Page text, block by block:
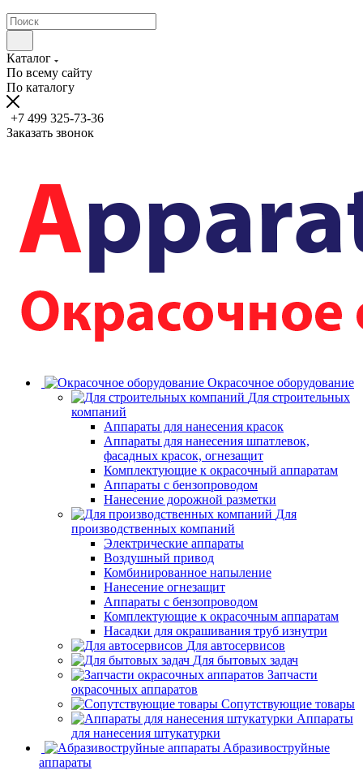
Каталог
По всему сайту
По каталогу
+7 499 325-73-36
Заказать звонок
Окрасочное оборудование
Для строительных
компаний
Аппараты для нанесения красок
Аппараты для нанесения шпатлевок,
фасадных красок, огнезащит
Комплектующие к окрасочный аппаратам
Аппараты с бензопроводом
Нанесение дорожной разметки
Для
производственных компаний
Электрические аппараты
Воздушный привод
Комбинированное напыление
Нанесение огнезащит
Аппараты с бензопроводом
Комплектующие к окрасочным аппаратам
Насадки для окрашивания труб изнутри
Для автосервисов
Для бытовых задач
Запчасти
окрасочных аппаратов
Сопутствующие товары
Аппараты
для нанесения штукатурки
Aбразивоструйные
аппараты